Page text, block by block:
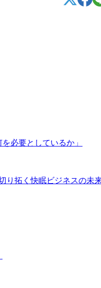
必要としているか」
り拓く快眠ビジネスの未